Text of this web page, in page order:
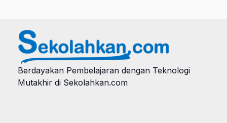
Berdayakan Pembelajaran dengan Teknologi
Mutakhir di Sekolahkan.com